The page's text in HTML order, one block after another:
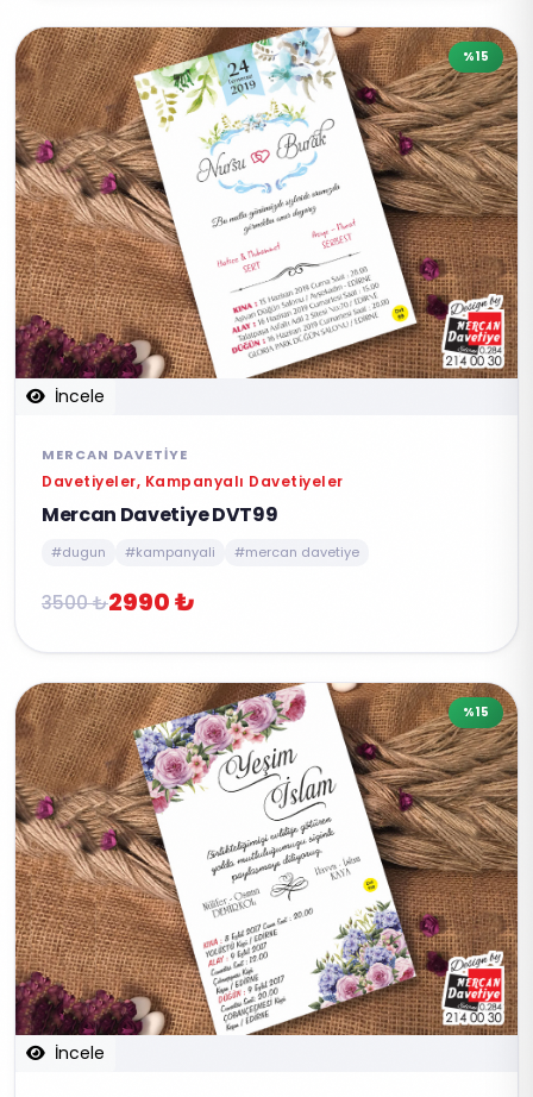
İncele
%15
MERCAN DAVETIYE
Davetiyeler, Kampanyalı Davetiyeler
Mercan Davetiye DVT99
#dugun #kampanyali #mercan davetiye
3500 ₺2990 ₺
İncele
%15